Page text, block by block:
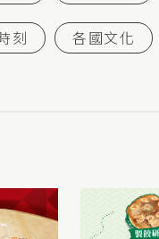
刻 各國文化